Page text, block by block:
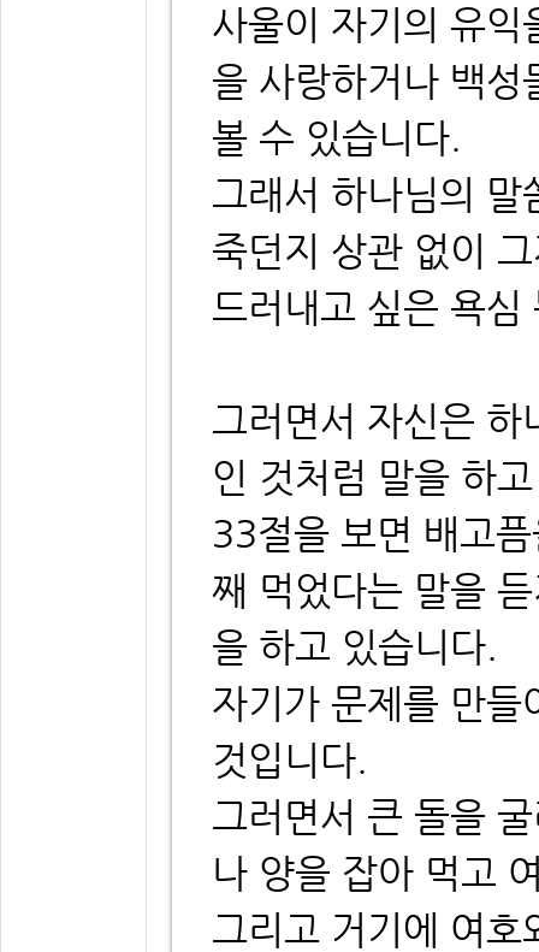
사울이 자기의 유익
을 사랑하거나 백성
볼 수 있습니다.
그래서 하나님의 말
죽던지 상관 없이
드러내고 싶은 욕심
그러면서 자신은 하
인 것처럼 말을 하
33절을 보면 배고
째 먹었다는 말을 듣
을 하고 있습니다.
자기가 문제를 만들
것입니다.
그러면서 큰 돌을
나 양을 잡아 먹고
그리고 거기에 여호